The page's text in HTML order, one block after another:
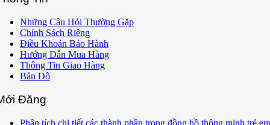
Những Câu Hỏi Thường Gặp
Chính Sách Riêng
Điều Khoản Bảo Hành
Hướng Dẫn Mua Hàng
Thông Tin Giao Hàng
Bản Đồ
Đăng
Phân tích chi tiết các thành phần trong đồng hồ thông minh trẻ em